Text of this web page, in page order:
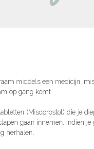
middels een medicijn,
op gang komt.
(Misoprostol) die je
gaan innemen. Indien
herhalen.